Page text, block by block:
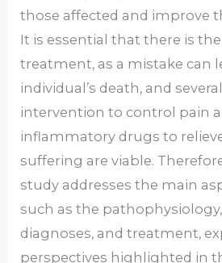
those affected and improve
It is essential that there is
treatment, as a mistake can
individual’s death, and
intervention to control pain
inflammatory drugs to
suffering are viable.
study addresses the main
such as the
diagnoses, and treatment,
perspectives highlighted in